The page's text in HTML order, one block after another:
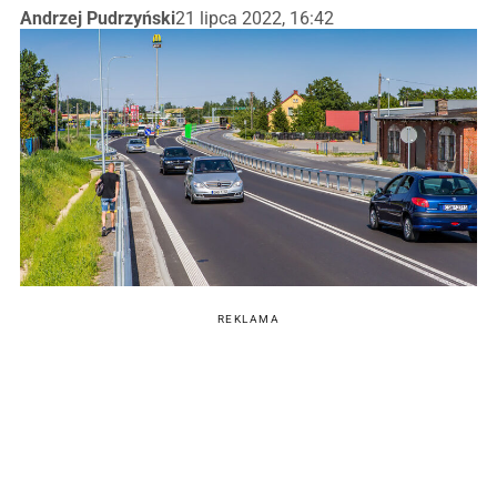
Andrzej Pudrzyński21 lipca 2022, 16:42
REKLAMA